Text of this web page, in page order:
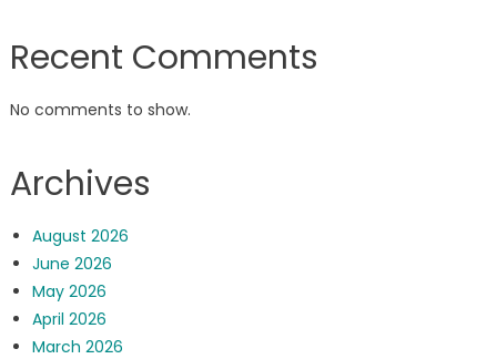
Recent Comments
No comments to show.
Archives
August 2026
June 2026
May 2026
April 2026
March 2026